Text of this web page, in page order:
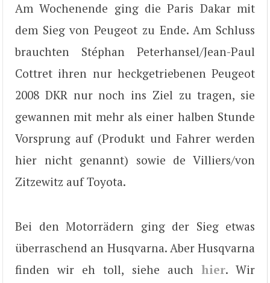
Am Wochenende ging die Paris Dakar mit
dem Sieg von Peugeot zu Ende. Am Schluss
brauchten Stéphan Peterhansel/Jean-Paul
Cottret ihren nur heckgetriebenen Peugeot
2008 DKR nur noch ins Ziel zu tragen, sie
gewannen mit mehr als einer halben Stunde
Vorsprung auf (Produkt und Fahrer werden
hier nicht genannt) sowie de Villiers/von
Zitzewitz auf Toyota.
Bei den Motorrädern ging der Sieg etwas
überraschend an Husqvarna. Aber Husqvarna
finden wir eh toll, siehe auch hier. Wir